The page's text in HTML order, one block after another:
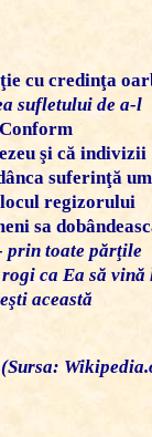
cu credinţa
sufletului de a-l
şi că indivizii
suferinţă
regizorului
sa
prin toate părţile
ca Ea să vină
această
(Sursa: